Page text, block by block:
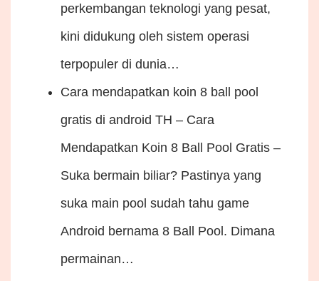
perkembangan teknologi yang pesat,
kini didukung oleh sistem operasi
terpopuler di dunia…
Cara mendapatkan koin 8 ball pool
gratis di android TH – Cara
Mendapatkan Koin 8 Ball Pool Gratis –
Suka bermain biliar? Pastinya yang
suka main pool sudah tahu game
Android bernama 8 Ball Pool. Dimana
permainan…